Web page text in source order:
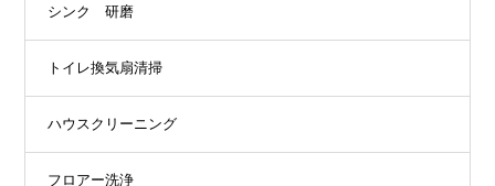
シンク 研磨
トイレ換気扇清掃
ハウスクリーニング
フロアー洗浄